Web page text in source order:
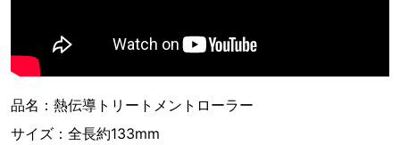
品名：熱伝導トリートメントローラー
サイズ：全長約133mm